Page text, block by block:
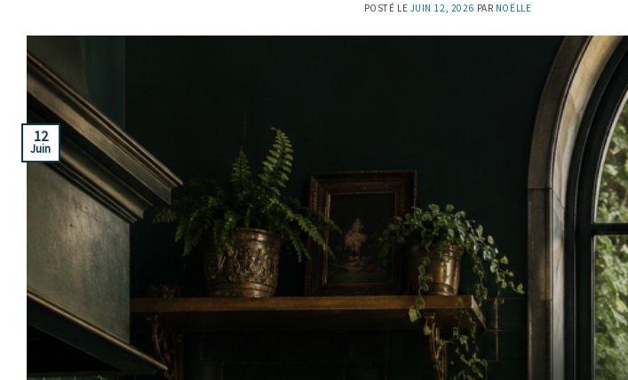
POSTÉ LE JUIN 12, 2026 PAR NOËLLE
12
Juin